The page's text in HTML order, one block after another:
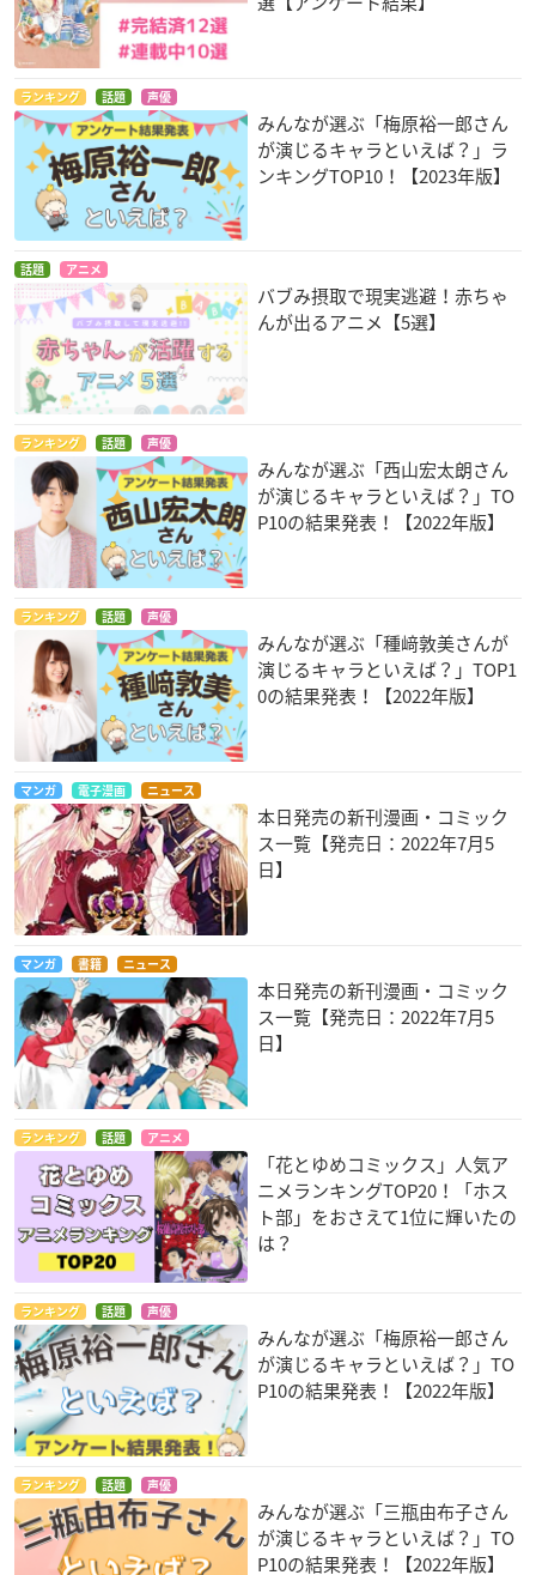
ランキング 話題 声優
みんなが選ぶ「梅原裕一郎さん
が演じるキャラといえば？」ラ
ンキングTOP10！【2023年版】
話題 アニメ
バブみ摂取で現実逃避！赤ちゃ
んが出るアニメ【5選】
ランキング 話題 声優
みんなが選ぶ「西山宏太朗さん
が演じるキャラといえば？」TO
P10の結果発表！【2022年版】
ランキング 話題 声優
みんなが選ぶ「種﨑敦美さんが
演じるキャラといえば？」TOP1
0の結果発表！【2022年版】
マンガ 電子漫画 ニュース
本日発売の新刊漫画・コミック
ス一覧【発売日：2022年7月5
日】
マンガ 書籍 ニュース
本日発売の新刊漫画・コミック
ス一覧【発売日：2022年7月5
日】
ランキング 話題 アニメ
「花とゆめコミックス」人気ア
ニメランキングTOP20！「ホス
ト部」をおさえて1位に輝いたの
は？
ランキング 話題 声優
みんなが選ぶ「梅原裕一郎さん
が演じるキャラといえば？」TO
P10の結果発表！【2022年版】
ランキング 話題 声優
みんなが選ぶ「三瓶由布子さん
が演じるキャラといえば？」TO
P10の結果発表！【2022年版】